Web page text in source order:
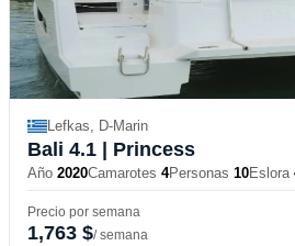
Lefkas, D-Marin
Bali 4.1 | Princess
Año 2020Camarotes 4Personas 10Eslora
Precio por semana
1,763 $/ semana